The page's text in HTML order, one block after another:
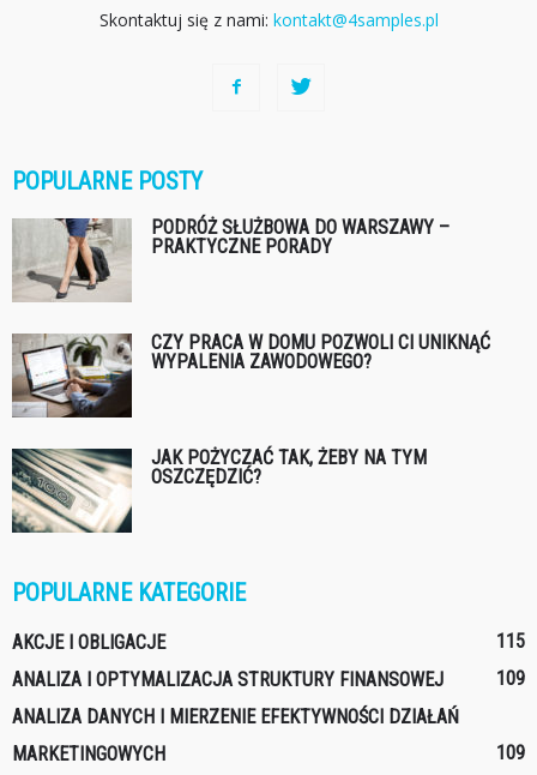
Skontaktuj się z nami: kontakt@4samples.pl
POPULARNE POSTY
PODRÓŻ SŁUŻBOWA DO WARSZAWY –
PRAKTYCZNE PORADY
CZY PRACA W DOMU POZWOLI CI UNIKNĄĆ
WYPALENIA ZAWODOWEGO?
JAK POŻYCZAĆ TAK, ŻEBY NA TYM
OSZCZĘDZIĆ?
POPULARNE KATEGORIE
AKCJE I OBLIGACJE
115
ANALIZA I OPTYMALIZACJA STRUKTURY FINANSOWEJ
109
ANALIZA DANYCH I MIERZENIE EFEKTYWNOŚCI DZIAŁAŃ
MARKETINGOWYCH
109